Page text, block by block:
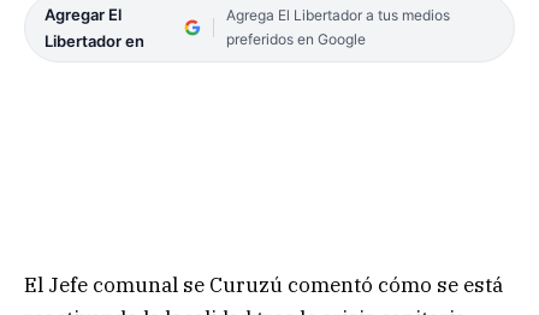
Agregar El
Libertador en
Agrega El Libertador a tus medios
preferidos en Google
El Jefe comunal se Curuzú comentó cómo se está